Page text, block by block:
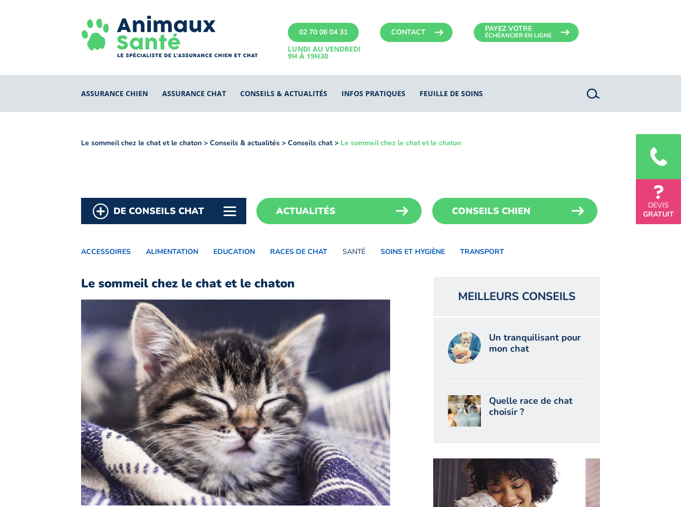
PAYEZ VOTRE
ÉCHÉANCIER EN LIGNE
CONTACT
02 70 06 04 31
LUNDI AU VENDREDI
9H À 19H30
ASSURANCE CHIEN ASSURANCE CHAT CONSEILS & ACTUALITÉS INFOS PRATIQUES FEUILLE DE SOINS
Le sommeil chez le chat et le chaton > Conseils & actualités > Conseils chat> Le sommeil chez le chat et le chaton
DE CONSEILS CHAT ACTUALITÉS CONSEILS CHIEN
ACCESSOIRES ALIMENTATION EDUCATION RACES DE CHAT SANTÉ SOINS ET HYGIÈNE TRANSPORT
Le sommeil chez le chat et le chaton
MEILLEURS CONSEILS
Un tranquilisant pour
mon chat
Quelle race de chat
choisir ?
DEVIS
GRATUIT